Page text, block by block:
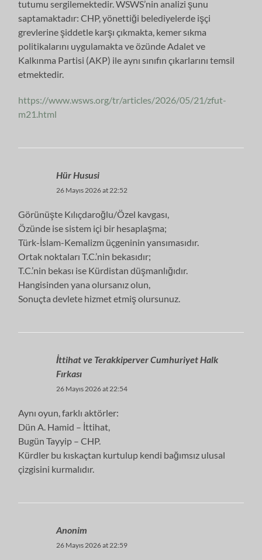
tutumu sergilemektedir. WSWS’nin analizi şunu
saptamaktadır: CHP, yönettiği belediyelerde işçi
grevlerine şiddetle karşı çıkmakta, kemer sıkma
politikalarını uygulamakta ve özünde Adalet ve
Kalkınma Partisi (AKP) ile aynı sınıfın çıkarlarını temsil
etmektedir.
https://www.wsws.org/tr/articles/2026/05/21/zfut-
m21.html
Hür Hususi
26 Mayıs 2026 at 22:52
Görünüşte Kılıçdaroğlu/Özel kavgası,
Özünde ise sistem içi bir hesaplaşma;
Türk-İslam-Kemalizm üçgeninin yansımasıdır.
Ortak noktaları T.C.’nin bekasıdır;
T.C.’nin bekası ise Kürdistan düşmanlığıdır.
Hangisinden yana olursanız olun,
Sonuçta devlete hizmet etmiş olursunuz.
İttihat ve Terakkiperver Cumhuriyet Halk
Fırkası
26 Mayıs 2026 at 22:54
Aynı oyun, farklı aktörler:
Dün A. Hamid – İttihat,
Bugün Tayyip – CHP.
Kürdler bu kıskaçtan kurtulup kendi bağımsız ulusal
çizgisini kurmalıdır.
Anonim
26 Mayıs 2026 at 22:59